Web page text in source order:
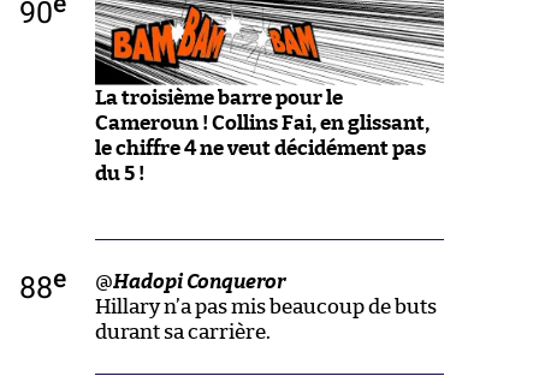
90
La troisième barre pour le
Cameroun ! Collins Fai, en glissant,
le chiffre 4 ne veut décidément pas
du 5 !
88e @Hadopi Conqueror
Hillary n’a pas mis beaucoup de buts
durant sa carrière.